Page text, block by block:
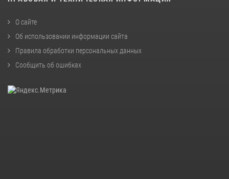
О сайте
Об использовании информации сайта
Правила обработки персональных данных
Сообщить об ошибках